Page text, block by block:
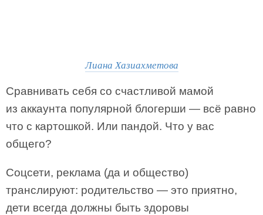
Лиана Хазиахметова
Сравнивать себя со счастливой мамой
из аккаунта популярной блогерши — всё равно
что с картошкой. Или пандой. Что у вас
общего?
Соцсети, реклама (да и общество)
транслируют: родительство — это приятно,
дети всегда должны быть здоровы